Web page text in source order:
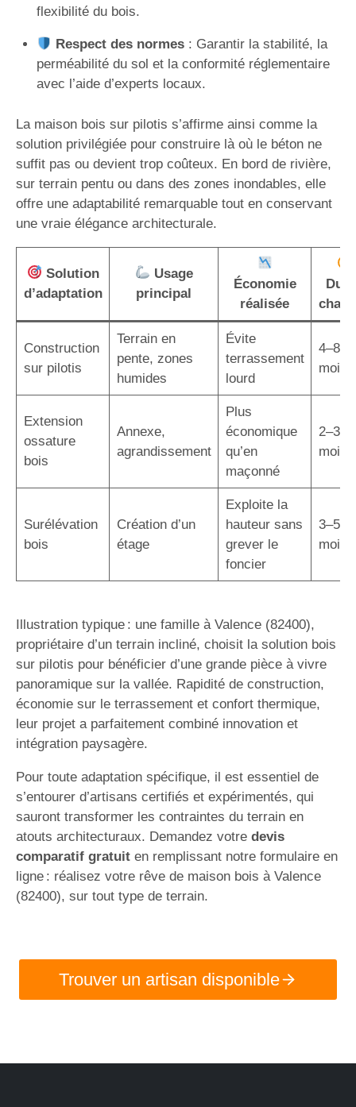
flexibilité du bois.
Respect des normes: Garantir la stabilité, la
perméabilité du sol et la conformité réglementaire
avec l’aide d’experts locaux.
La maison bois sur pilotis s’affirme ainsi comme la
solution privilégiée pour construire là où le béton ne
suffit pas ou devient trop coûteux. En bord de rivière,
sur terrain pentu ou dans des zones inondables, elle
offre une adaptabilité remarquable tout en conservant
une vraie élégance architecturale.
Solution
d’adaptation
Usage
principal
Économie
réalisée
Construction
sur pilotis
Terrain en
pente, zones
humides
Évite
terrassement
lourd
4–8
mois
Extension
ossature
bois
Annexe,
agrandissement
Plus
économique
qu’en
maçonné
2–3
mois
Surélévation
bois
Création d’un
étage
Exploite la
hauteur sans
grever le
foncier
3–5
mois
Illustration typique : une famille à Valence (82400),
propriétaire d’un terrain incliné, choisit la solution bois
sur pilotis pour bénéficier d’une grande pièce à vivre
panoramique sur la vallée. Rapidité de construction,
économie sur le terrassement et confort thermique,
leur projet a parfaitement combiné innovation et
intégration paysagère.
Pour toute adaptation spécifique, il est essentiel de
s’entourer d’artisans certifiés et expérimentés, qui
sauront transformer les contraintes du terrain en
atouts architecturaux. Demandez votre devis
comparatif gratuit en remplissant notre formulaire en
ligne : réalisez votre rêve de maison bois à Valence
(82400), sur tout type de terrain.
Trouver un artisan disponible